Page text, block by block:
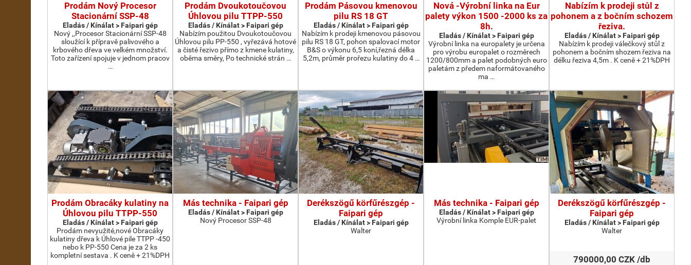
Prodám Nový Procesor
Stacionární SSP-48
Eladás / Kínálat > Faipari gép
Nový ,,Procesor Stacionární SSP-48
sloužící k přípravě palivového a
krbového dřeva ve velkém množství.
Toto zařízení spojuje v jednom pracov
…
Prodám Dvoukotoučovou
Úhlovou pilu TTPP-550
Eladás / Kínálat > Faipari gép
Nabízím použitou Dvoukotoučovou
Úhlovou pilu PP-550 , vyřezává hotové
a čisté řezivo přímo z kmene kulatiny,
oběma směry, Po technické strán …
Prodám Pásovou kmenovou
pilu RS 18 GT
Eladás / Kínálat > Faipari gép
Nabízím k prodeji kmenovou pásovou
pilu RS 18 GT, pohon spalovací motor
B&S o výkonu 6,5 koní,řezná délka
5,2m, průměr prořezu kulatiny do 4 …
Nová -Výrobní linka na Eur
palety výkon 1500 -2000 ks za
8h.
Eladás / Kínálat > Faipari gép
Výrobní linka na europalety je určena
pro výrobu europalet o rozměrech
1200/800mm a palet podobných euro
paletám z předem naformátovaného
ma …
Nabízím k prodeji stůl z
pohonem a z bočním schozem
řeziva.
Eladás / Kínálat > Faipari gép
Nabízím k prodeji válečkový stůl z
pohonem a bočním shozem řeziva na
délku řeziva 4,5m . K ceně + 21%DPH
Prodám Obracáky kulatiny na
Úhlovou pilu TTPP-550
Eladás / Kínálat > Faipari gép
Prodám nevyužité,nové Obracáky
kulatiny dřeva k Úhlové pile TTPP -450
nebo k PP-550 Cena je za 2 ks
kompletní sestava . K ceně + 21%DPH
Más technika - Faipari gép
Eladás / Kínálat > Faipari gép
Nový Procesor SSP-48
Derékszögű körfűrészgép -
Faipari gép
Eladás / Kínálat > Faipari gép
Walter
Más technika - Faipari gép
Eladás / Kínálat > Faipari gép
Výrobní linka Komple EUR-palet
Derékszögű körfűrészgép -
Faipari gép
Eladás / Kínálat > Faipari gép
Walter
790000,00 CZK /db